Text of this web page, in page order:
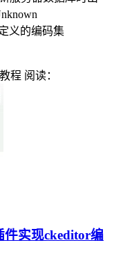
义的编码集
程 阅读：
实现ckeditor编